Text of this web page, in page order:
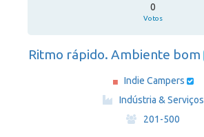
0
Votos
Ritmo rápido. Ambiente bom
Indie Campers
Indústria & Serviços
·
201-500